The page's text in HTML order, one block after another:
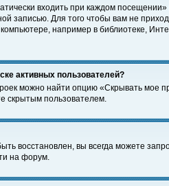
входить при каждом
записью. Для того чтобы вам не
например в библиотеке,
активных пользователей?
можно найти опцию «Скрывать
скрытым пользователем.
восстановлен, вы всегда можете
на форум.